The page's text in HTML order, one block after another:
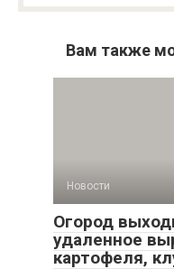
Вам также
Новости
Огород
удаленное
картофеля,